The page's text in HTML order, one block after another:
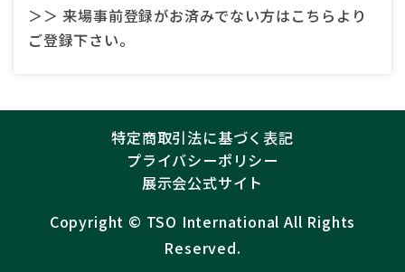
＞＞ 来場事前登録がお済みでない方はこちらより
ご登録下さい。
特定商取引法に基づく表記
プライバシーポリシー
展示会公式サイト
Copyright ©︎ TSO International All Rights
Reserved.